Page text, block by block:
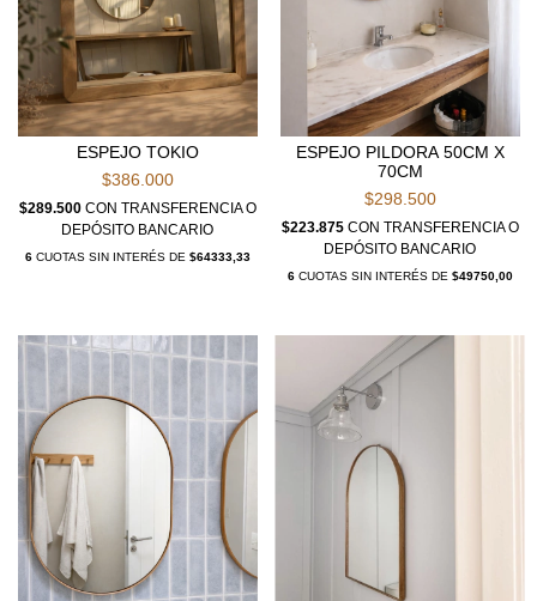
ESPEJO TOKIO
$386.000
$289.500 CON TRANSFERENCIA O
DEPÓSITO BANCARIO
6CUOTAS SIN INTERÉS DE $64333,33
ESPEJO PILDORA 50CM X
70CM
$298.500
$223.875 CON TRANSFERENCIA O
DEPÓSITO BANCARIO
6CUOTAS SIN INTERÉS DE $49750,00